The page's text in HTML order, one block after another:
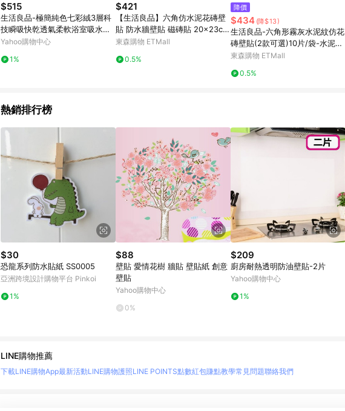
$515
生活良品-極簡純色七彩絨3層科
技瞬吸快乾透氣柔軟浴室吸水腳
踏地墊1入(安全防滑可洗衣機清
Yahoo購物中心
1%
$421
【生活良品】六角仿水泥花磚壁
貼 防水牆壁貼 磁磚貼 20x23cm
水泥素色款 10片/包
東森購物 ETMall
0.5%
降價
$434 (降$13)
生活良品-六角形霧灰水泥紋仿花
磚壁貼(2款可選)10片/袋-水泥素
色款(牆壁貼皮防水磚貼,仿混凝
水泥牆面家飾貼紙)
東森購物 ETMall
0.5%
熱銷排行榜
$30
恐龍系列防水貼紙 SS0005
亞洲跨境設計購物平台 Pinkoi
1%
$88
壁貼 愛情花樹 牆貼 壁貼紙 創意
壁貼
Yahoo購物中心
0%
$209
廚房耐熱透明防油壁貼-2片
Yahoo購物中心
1%
LINE購物推薦
下載LINE購物App最新活動LINE購物護照LINE POINTS點數紅包賺點教學常見問題聯絡我們